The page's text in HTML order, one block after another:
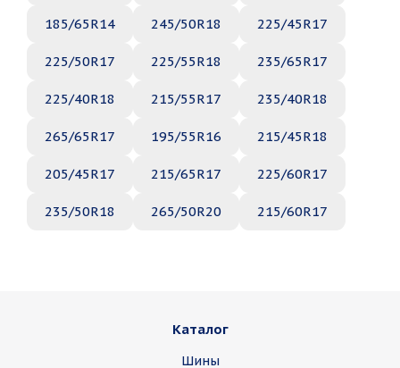
185/65R14 245/50R18 225/45R17
225/50R17 225/55R18 235/65R17
225/40R18 215/55R17 235/40R18
265/65R17 195/55R16 215/45R18
205/45R17 215/65R17 225/60R17
235/50R18 265/50R20 215/60R17
Каталог
Шины